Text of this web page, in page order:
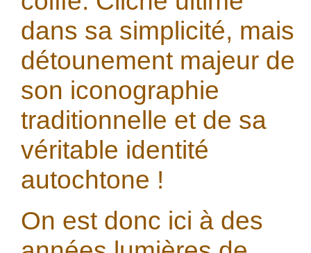
dans sa simplicité, mais
détounement majeur de
son iconographie
traditionnelle et de sa
véritable identité
autochtone !
On est donc ici à des